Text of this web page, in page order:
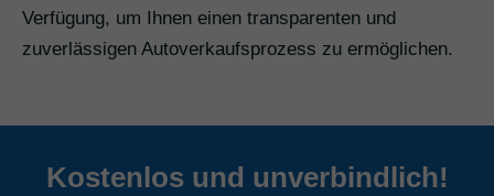
Verfügung, um Ihnen einen transparenten und
zuverlässigen Autoverkaufsprozess zu ermöglichen.
Kostenlos und unverbindlich!